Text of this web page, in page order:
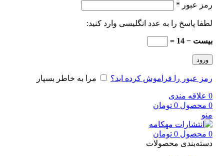
رمز عبور *
لطفا پاسخ را به عدد انگلیسی وارد کنید:
بیست − 14 =
ورود
رمز عبور را فراموش کرده اید؟ مرا به خاطر بسپار
0 علاقه مندی
0 محصول 0 تومان
منو
0 محصول 0 تومان
دسته‌بندی محصولات